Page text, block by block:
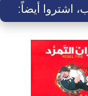
اشتروا أيضاً: